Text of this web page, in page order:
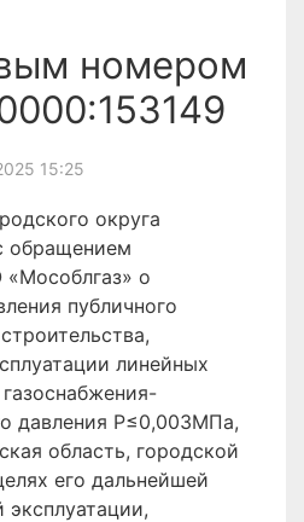
номером
15:25
округа
обращением
о
публичного
линейных
давления Р≤0,003МПа,
область, городской
его дальнейшей
эксплуатации,